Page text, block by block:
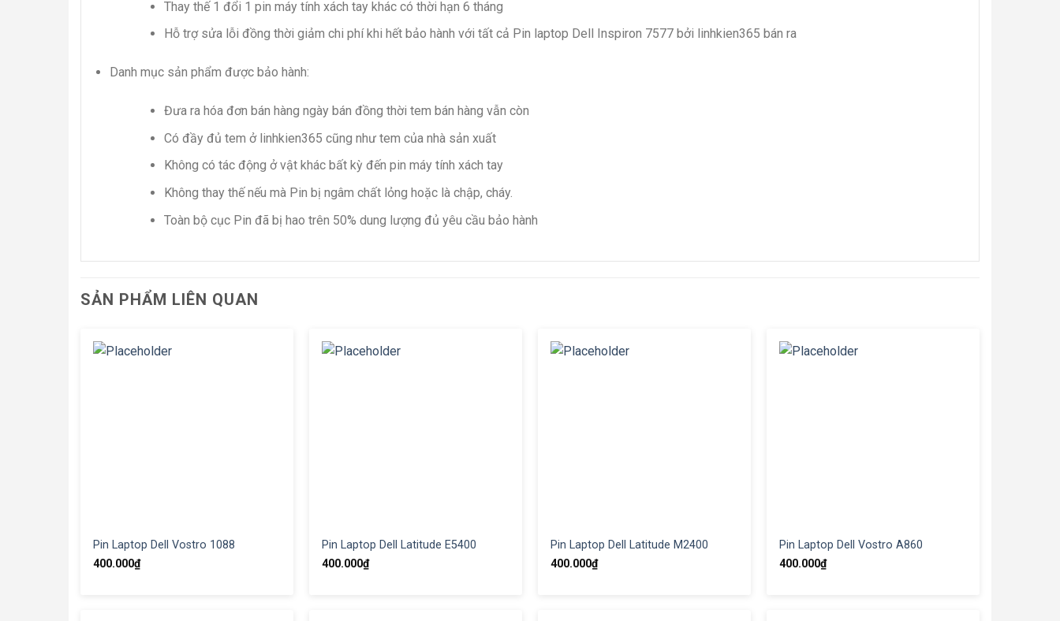
Thay thế 1 đổi 1 pin máy tính xách tay khác có thời hạn 6 tháng
Hỗ trợ sửa lỗi đồng thời giảm chi phí khi hết bảo hành với tất cả Pin laptop Dell Inspiron 7577 bởi linhkien365 bán ra
Danh mục sản phẩm được bảo hành:
Đưa ra hóa đơn bán hàng ngày bán đồng thời tem bán hàng vẫn còn
Có đầy đủ tem ở linhkien365 cũng như tem của nhà sản xuất
Không có tác động ở vật khác bất kỳ đến pin máy tính xách tay
Không thay thế nếu mà Pin bị ngâm chất lỏng hoặc là chập, cháy.
Toàn bộ cục Pin đã bị hao trên 50% dung lượng đủ yêu cầu bảo hành
SẢN PHẨM LIÊN QUAN
Pin Laptop Dell Vostro 1088
400.000₫
Pin Laptop Dell Latitude E5400
400.000₫
Pin Laptop Dell Latitude M2400
400.000₫
Pin Laptop Dell Vostro A860
400.000₫